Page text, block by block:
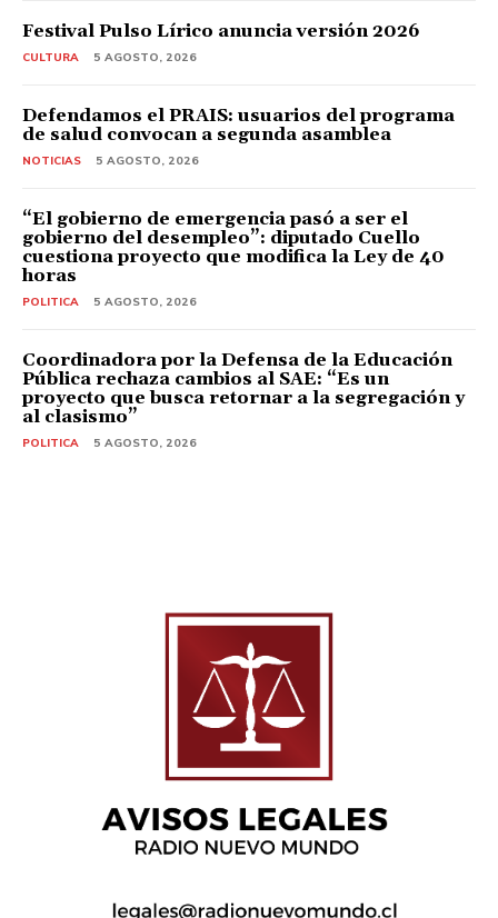
Festival Pulso Lírico anuncia versión 2026
CULTURA 5 AGOSTO, 2026
Defendamos el PRAIS: usuarios del programa
de salud convocan a segunda asamblea
NOTICIAS 5 AGOSTO, 2026
“El gobierno de emergencia pasó a ser el
gobierno del desempleo”: diputado Cuello
cuestiona proyecto que modifica la Ley de 40
horas
POLITICA 5 AGOSTO, 2026
Coordinadora por la Defensa de la Educación
Pública rechaza cambios al SAE: “Es un
proyecto que busca retornar a la segregación y
al clasismo”
POLITICA 5 AGOSTO, 2026